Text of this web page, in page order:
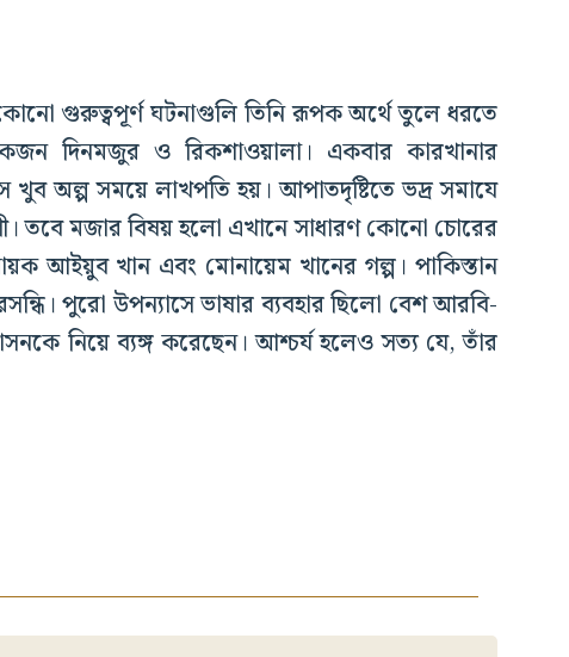
গুরুত্বপূর্ণ ঘটনাগুলি তিনি রূপক অর্থে তুলে ধরতে
দিনমজুর ও রিকশাওয়ালা। একবার কারখানার
খুব অল্প সময়ে লাখপতি হয়। আপাতদৃষ্টিতে ভদ্র সমাযে
তবে মজার বিষয় হলো এখানে সাধারণ কোনো চোরের
আইয়ুব খান এবং মোনায়েম খানের গল্প। পাকিস্তান
পুরো উপন্যাসে ভাষার ব্যবহার ছিলো বেশ আরবি-
নিয়ে ব্যঙ্গ করেছেন। আশ্চর্য হলেও সত্য যে, তাঁর